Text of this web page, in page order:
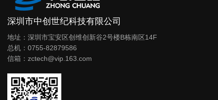
深圳市中创世纪科技有限公司
地址：深圳市宝安区创维创新谷2号楼B栋南区14F
总机：0755-82879586
信箱：zctech@vip.163.com